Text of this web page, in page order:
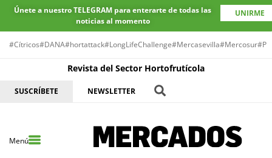
Únete a nuestro TELEGRAM para enterarte de todas las
noticias al momento
UNIRME
#Cítricos#DANA#hortattack#LongLifeChallenge#Mercasevilla#Mercosur
Revista del Sector Hortofrutícola
SUSCRÍBETE NEWSLETTER
Menú